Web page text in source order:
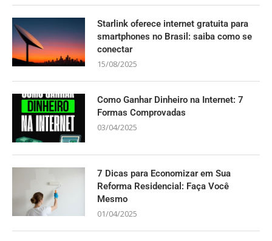
Starlink oferece internet gratuita para
smartphones no Brasil: saiba como se
conectar
15/08/2025
Como Ganhar Dinheiro na Internet: 7
Formas Comprovadas
03/04/2025
7 Dicas para Economizar em Sua
Reforma Residencial: Faça Você
Mesmo
01/04/2025